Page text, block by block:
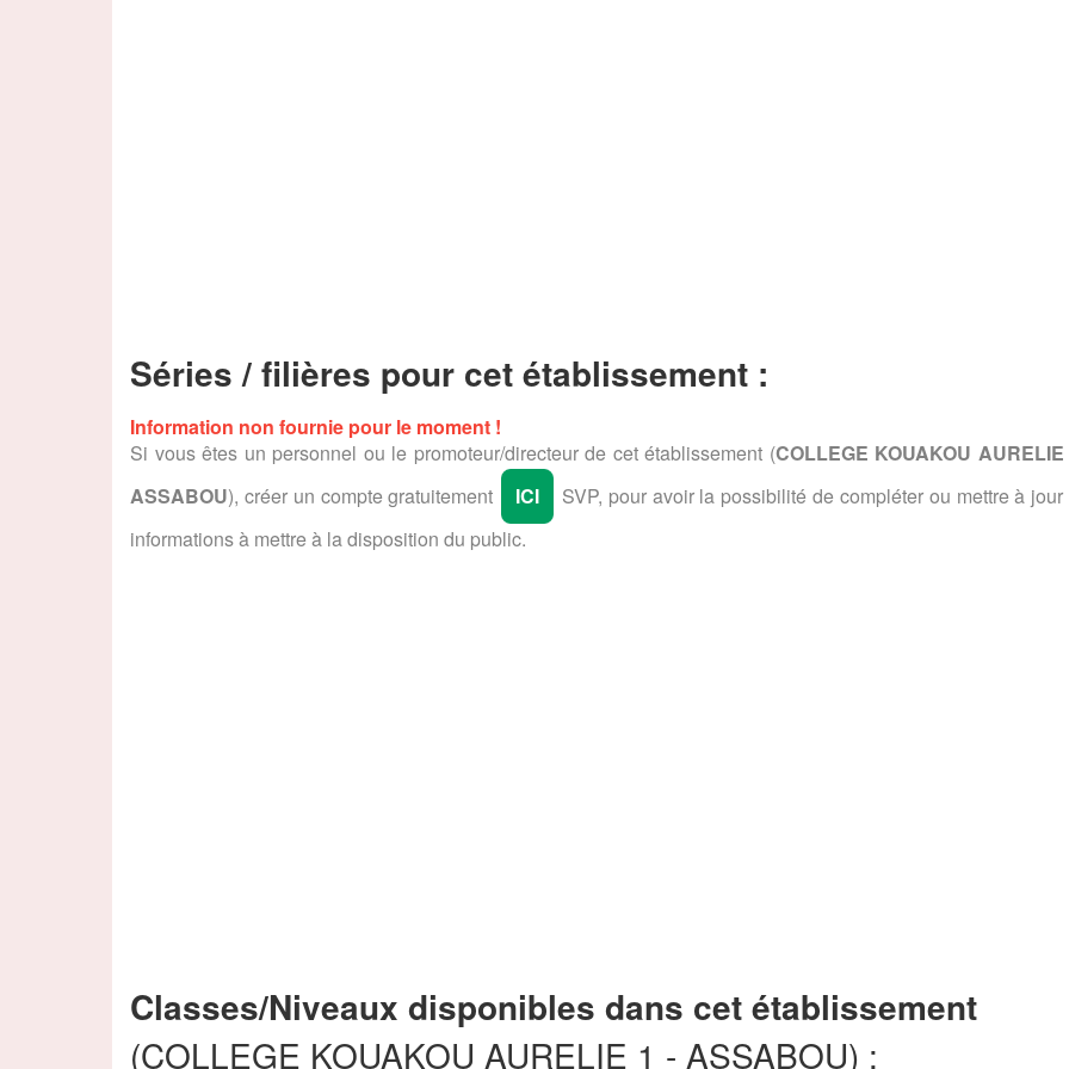
Séries / filières pour cet établissement :
Information non fournie pour le moment !
Si vous êtes un personnel ou le promoteur/directeur de cet établissement (COLLEGE KOUAKOU
ASSABOU), créer un compte gratuitement ICI
SVP, pour avoir la possibilité de compléter ou mettre à
informations à mettre à la disposition du public.
Classes/Niveaux disponibles dans cet établissement
(COLLEGE KOUAKOU AURELIE 1 - ASSABOU) :